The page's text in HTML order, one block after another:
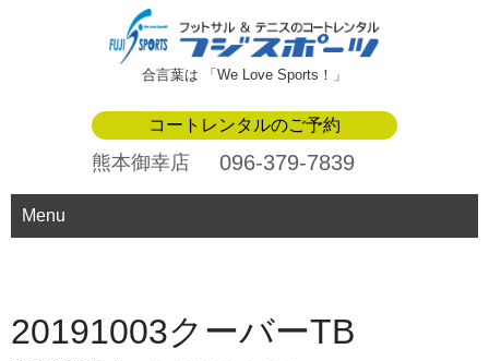
合言葉は 「We Love Sports！」
コートレンタルのご予約
熊本御幸店 096-379-7839
Menu
20191003クーバーTB